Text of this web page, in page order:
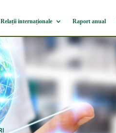
Relații internaționale Raport anual